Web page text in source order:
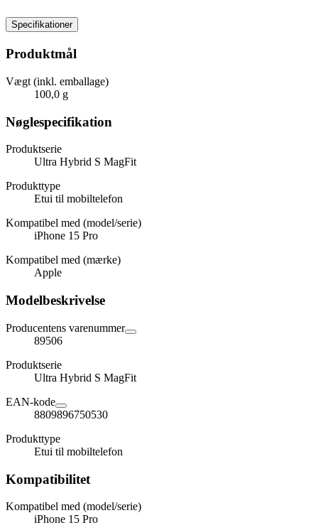
Specifikationer
Produktmål
Vægt (inkl. emballage)
100,0 g
Nøglespecifikation
Produktserie
Ultra Hybrid S MagFit
Produkttype
Etui til mobiltelefon
Kompatibel med (model/serie)
iPhone 15 Pro
Kompatibel med (mærke)
Apple
Modelbeskrivelse
Producentens varenummer
89506
Produktserie
Ultra Hybrid S MagFit
EAN-kode
8809896750530
Produkttype
Etui til mobiltelefon
Kompatibilitet
Kompatibel med (model/serie)
iPhone 15 Pro